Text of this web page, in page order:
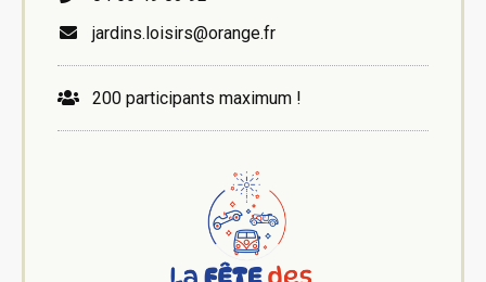
jardins.loisirs@orange.fr
200 participants maximum !